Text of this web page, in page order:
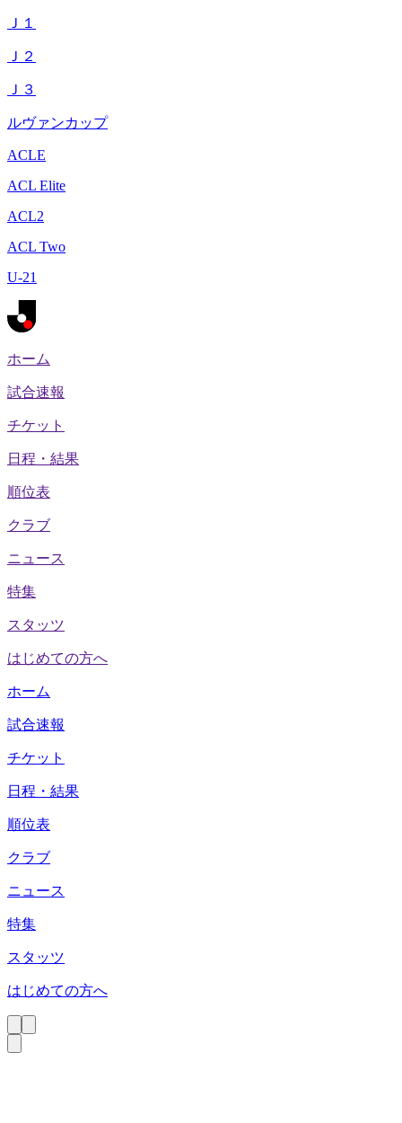
Ｊ１
Ｊ２
Ｊ３
ルヴァンカップ
ACLE
ACL Elite
ACL2
ACL Two
U-21
ホーム
試合速報
チケット
日程・結果
順位表
クラブ
ニュース
特集
スタッツ
はじめての方へ
ホーム
試合速報
チケット
日程・結果
順位表
クラブ
ニュース
特集
スタッツ
はじめての方へ